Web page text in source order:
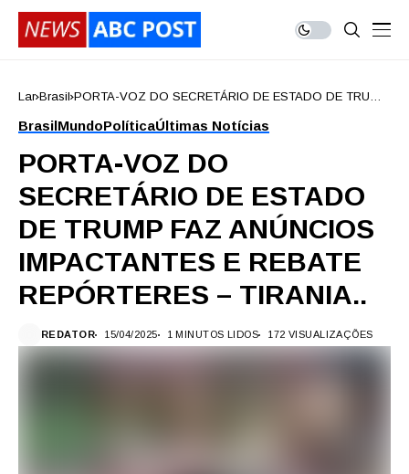
Lar Brasil PORTA-VOZ DO SECRETÁRIO DE ESTADO DE TRUMP
REPÓRTERES – TIRANIA..
BrasilMundoPolíticaÚltimas Notícias
PORTA-VOZ DO
SECRETÁRIO DE ESTADO
DE TRUMP FAZ ANÚNCIOS
IMPACTANTES E REBATE
REPÓRTERES – TIRANIA..
REDATOR 15/04/2025 1 MINUTOS LIDOS 172 VISUALIZAÇÕES